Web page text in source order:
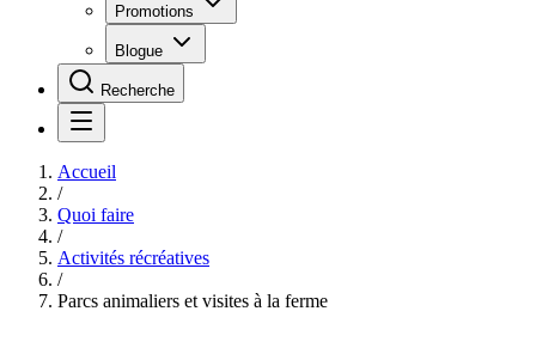
Promotions
Blogue
Recherche
Accueil
/
Quoi faire
/
Activités récréatives
/
Parcs animaliers et visites à la ferme